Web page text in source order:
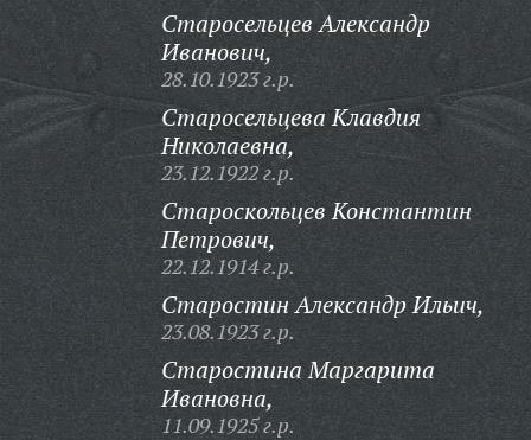
Старосельцев Александр
Иванович,
28.10.1923 г.р.
Старосельцева Клавдия
Николаевна,
23.12.1922 г.р.
Староскольцев Константин
Петрович,
22.12.1914 г.р.
Старостин Александр Ильич,
23.08.1923 г.р.
Старостина Маргарита
Ивановна,
11.09.1925 г.р.